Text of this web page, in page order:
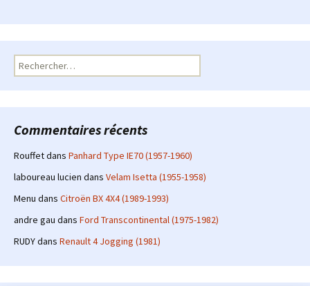
Rechercher :
Commentaires récents
Rouffetdans Panhard Type IE70 (1957-1960)
laboureau lucien dans Velam Isetta (1955-1958)
Menu dans Citroën BX 4X4 (1989-1993)
andre gau dans Ford Transcontinental (1975-1982)
RUDYdans Renault 4 Jogging (1981)